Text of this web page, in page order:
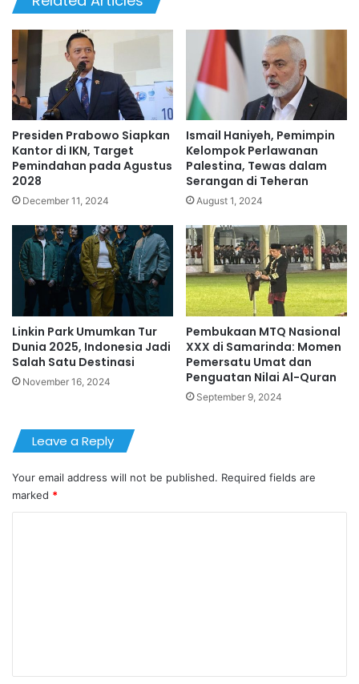
Presiden Prabowo Siapkan
Kantor di IKN, Target
Pemindahan pada Agustus
2028
December 11, 2024
Ismail Haniyeh, Pemimpin
Kelompok Perlawanan
Palestina, Tewas dalam
Serangan di Teheran
August 1, 2024
Linkin Park Umumkan Tur
Dunia 2025, Indonesia Jadi
Salah Satu Destinasi
November 16, 2024
Pembukaan MTQ Nasional
XXX di Samarinda: Momen
Pemersatu Umat dan
Penguatan Nilai Al-Quran
September 9, 2024
Leave a Reply
Your email address will not be published. Required fields are
marked *